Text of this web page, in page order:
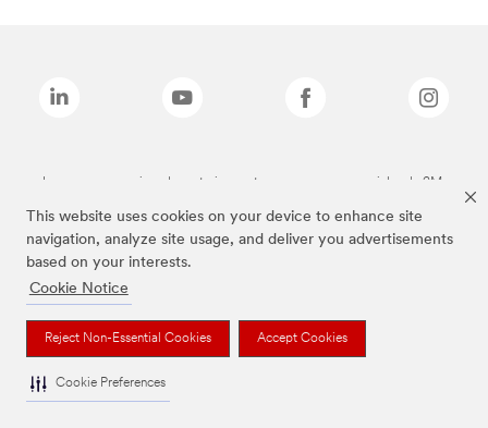
This website uses cookies on your device to enhance site
navigation, analyze site usage, and deliver you advertisements
based on your interests.
Cookie Notice
Reject Non-Essential Cookies Accept Cookies
Cookie Preferences
Las marcas mencionadas anteriormente son marcas comerciales de 3M.